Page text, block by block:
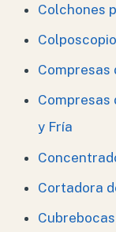
Colchones
Compresas
Compresas
y Fría
Cortadora
Cubrebocas